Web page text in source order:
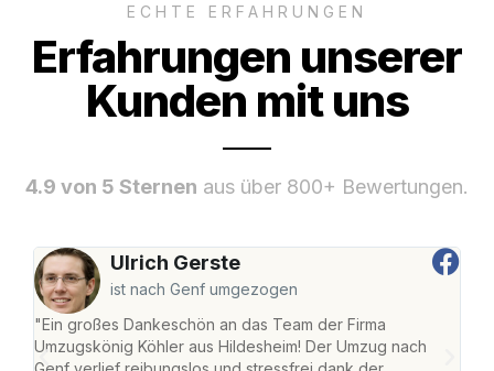
ECHTE ERFAHRUNGEN
Erfahrungen unserer
Kunden mit uns
4.9 von 5 Sternen aus über 800+ Bewertungen.
Ulrich Gerste
ist nach Genf umgezogen
"Ein großes Dankeschön an das Team der Firma
Umzugskönig Köhler aus Hildesheim! Der Umzug nach